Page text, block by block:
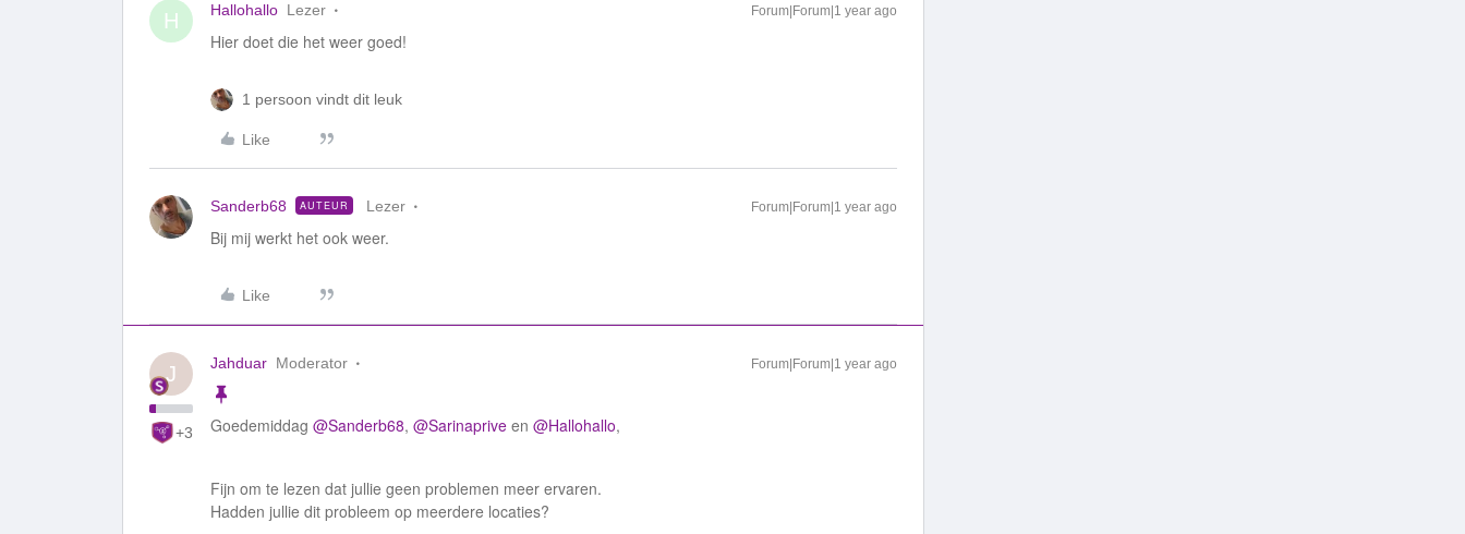
H Hallohallo Lezer Forum|Forum|1 year ago
Hier doet die het weer goed!
1 persoon vindt dit leuk
Like
Sanderb68 AUTEUR Lezer Forum|Forum|1 year ago
Bij mij werkt het ook weer.
Like
J
+3
Jahduar Moderator Forum|Forum|1 year ago
Goedemiddag @Sanderb68, @Sarinaprive en @Hallohallo,
Fijn om te lezen dat jullie geen problemen meer ervaren.
Hadden jullie dit probleem op meerdere locaties?